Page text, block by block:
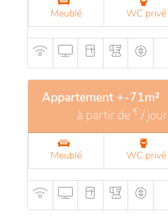
Meublé WC privé
Appartement +-71m²
à partir de € / jour
Meublé WC privé